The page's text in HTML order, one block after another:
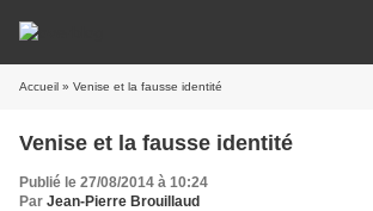
Accueil » Venise et la fausse identité
Venise et la fausse identité
Publié le 27/08/2014 à 10:24
Par Jean-Pierre Brouillaud